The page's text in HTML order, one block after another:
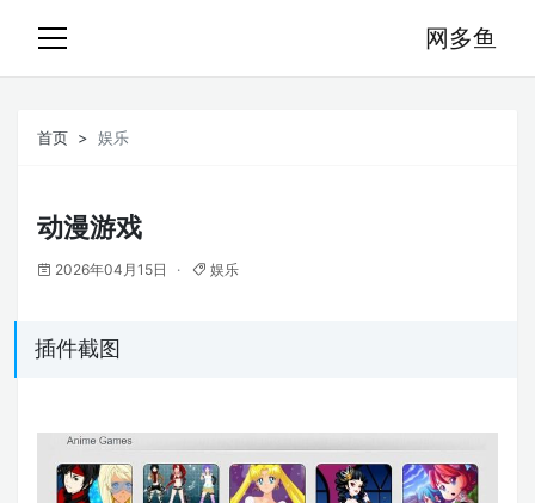
网多鱼
首页 娱乐
动漫游戏
2026年04月15日 娱乐
插件截图